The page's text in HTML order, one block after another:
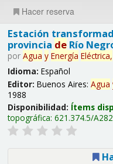
Hacer reserva
Estación
provincia deRío
por Agua y Energía Eléctrica,
Idioma: Español
Editor: Buenos Aires: Agua
1988
Disponibilidad: Ítems
topográfica: 621.374.5/